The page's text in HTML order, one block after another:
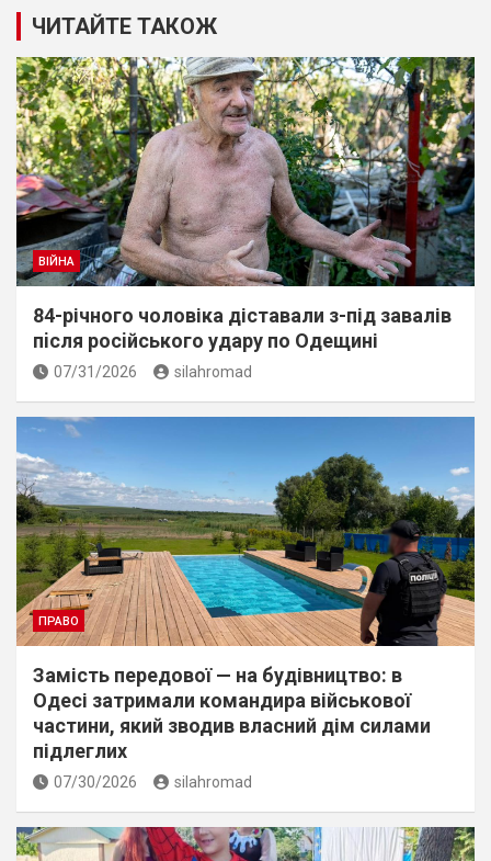
ЧИТАЙТЕ ТАКОЖ
ВІЙНА
84-річного чоловіка діставали з-під завалів
пiсля росiйського удару по Одещині
07/31/2026 silahromad
ПРАВО
Замість передової — на будівництво: в
Одесі затримали командира військової
частини, який зводив власний дім силами
підлеглих
07/30/2026 silahromad